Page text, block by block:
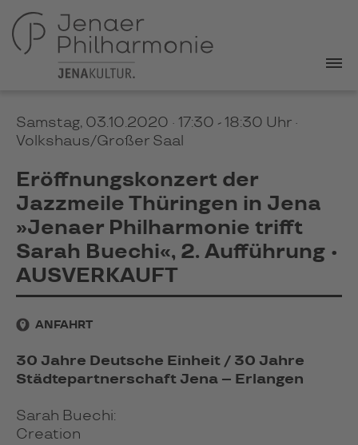
Samstag, 03.10.2020 · 17:30 - 18:30 Uhr ·
Volkshaus/Großer Saal
Eröffnungskonzert der
Jazzmeile Thüringen in Jena
»Jenaer Philharmonie trifft
Sarah Buechi«, 2. Aufführung •
AUSVERKAUFT
ANFAHRT
30 Jahre Deutsche Einheit / 30 Jahre
Städtepartnerschaft Jena – Erlangen
Sarah Buechi:
Creation